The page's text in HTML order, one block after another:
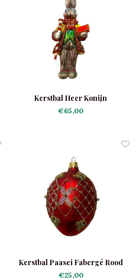
Kerstbal Heer Konijn
€65,00
Kerstbal Paasei Fabergé Rood
medium
€25,00